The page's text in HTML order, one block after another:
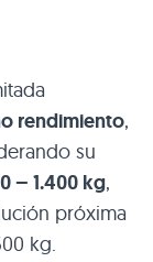
rendimiento,
su
– 1.400 kg,
próxima
kg.